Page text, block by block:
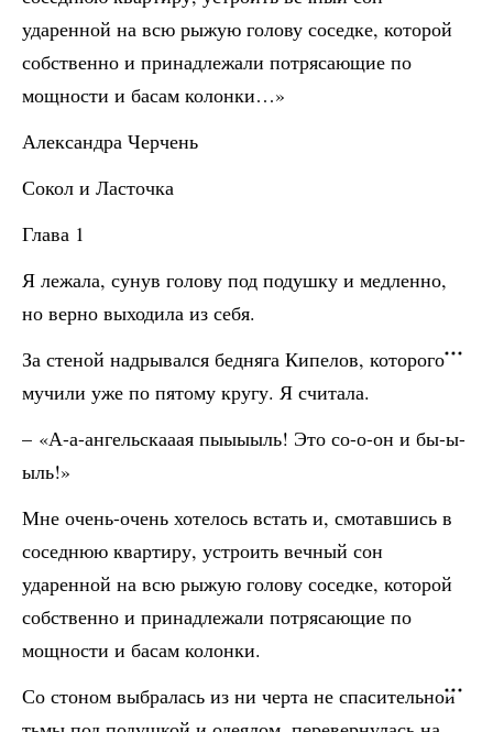
ударенной на всю рыжую голову соседке, которой
собственно и принадлежали потрясающие по
мощности и басам колонки…»
Александра Черчень
Сокол и Ласточка
Глава 1
Я лежала, сунув голову под подушку и медленно,
но верно выходила из себя.
За стеной надрывался бедняга Кипелов, которого
мучили уже по пятому кругу. Я считала.
– «А-а-ангельскааая пыыыыль! Это со-о-он и бы-ы-
ыль!»
Мне очень-очень хотелось встать и, смотавшись в
соседнюю квартиру, устроить вечный сон
ударенной на всю рыжую голову соседке, которой
собственно и принадлежали потрясающие по
мощности и басам колонки.
Со стоном выбралась из ни черта не спасительной